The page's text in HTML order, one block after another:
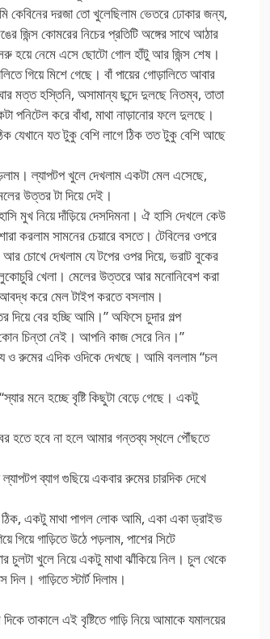
কেবিনের দরজা তো খুলেছিলাম ভেতরে ঢোকার জন্য,
জিন্স কোমরের নিচের প্রতিটি অঙ্গের সাথে আঠার
হয়ে নেমে এসে ছোটো গোল হাঁটু আর জিন্স শেষ।
গিয়ে মিশে গেছে। বাঁ পায়ের গোড়ালিতে আবার
মত্ত হস্তিনি, অসামান্য ছন্দে দুলছে নিতম্ব, তাতা
পনিটেল করে বাঁধা, মাথা নাড়ানোর ফলে দুলছে।
যেখানে যত টুকু বেশি লাগে ঠিক তত টুকু বেশি আছে
ল্যাপটপ খুলে দেখলাম একটা মেল এসেছে,
উত্তর টা দিয়ে দেই।
মুখ নিয়ে দাঁড়িয়ে দেসদিমনা। ঐ হাসি দেখলে কেউ
করলাম সামনের চেয়ারে বসতে। টেবিলের ওপরে
চোখে দেখলাম যে টপের ওপর দিয়ে, ভরাট বুকের
খেলা। মেলের উত্তরে আর মনোনিবেশ করা
আবদ্ধ করে মেল টাইপ করতে বসলাম।
বের হচ্ছি আমি।” অফিসে চুদার গল্প
চিন্তা নেই। আপনি কাজ সেরে নিন।”
ও রুমের এদিক ওদিকে দেখছে। আমি বললাম “চল
মনে হচ্ছে বৃষ্টি কিছুটা বেড়ে গেছে। একটু
হতে হবে না হলে আমার গন্তব্য স্থলে পৌঁছতে
ব্যাগ গুছিয়ে একবার রুমের চারদিক দেখে
ঠিক, একটু মাথা পাগল লোক আমি, একা একা ড্রাইভ
গিয়ে গাড়িতে উঠে পড়লাম, পাশের সিটে
চুলটা খুলে নিয়ে একটু মাথা ঝাঁকিয়ে নিল। চুল থেকে
গাড়িতে স্টার্ট দিলাম।
তাকালে এই বৃষ্টিতে গাড়ি নিয়ে আমাকে যমালয়ের